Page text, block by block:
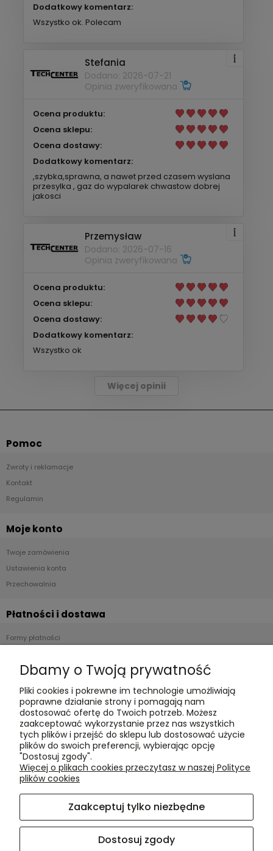
Dodatkowy komentarz:
Wszystko ok. Polecam
Stefania
Dodano: 2026-07-21
Opinia zweryfikowana
Ocena produktu:
Ocena sklepu:
Ocena dostawy:
Dodatkowy komentarz:
,szybka,sprawna, a nawet przed czasem wyslana
przesylka , gaz do wypalarek chwastow dobrej
jakosci
Przemysław
Dodano: 2026-07-16
Opinia zweryfikowana
Ocena produktu:
Ocena sklepu:
Ocena dostawy:
Dodatkowy komentarz:
Wszystko ok
Więcej opinii
Pomoc
Zwroty i reklamacje
Kontakt
Regulamin
Moje konto
Twoje zamówienia
Ustawienia konta
Przechowalnia
Płatności i dostawa
Formy płatności
Polityka cookies
Polityka prywatności
Blog
O nas
Kontakt i dane firmy
Dbamy o Twoją prywatność
Pliki cookies i pokrewne im technologie umożliwiają
poprawne działanie strony i pomagają nam
dostosować ofertę do Twoich potrzeb. Możesz
zaakceptować wykorzystanie przez nas wszystkich
tych plików i przejść do sklepu lub dostosować użycie
plików do swoich preferencji, wybierając opcję
"Dostosuj zgody".
Więcej o plikach cookies przeczytasz w naszej Polityce
plików cookies
Zaakceptuj tylko niezbędne
Dostosuj zgody